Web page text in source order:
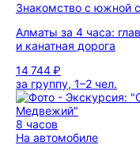
Знакомство с южной
Алматы за 4 часа:
и канатная дорога
14 744 ₽
за группу, 1–2 чел.
8 часов
На автомобиле